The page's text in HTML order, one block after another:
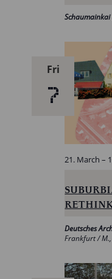
Fri
7
21. March –
Deutsches
Frankfurt / M.,